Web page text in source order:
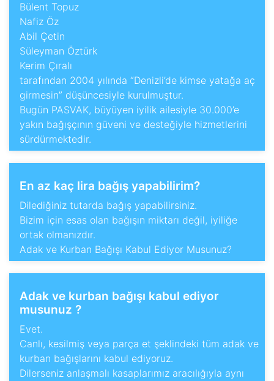
Bülent Topuz
Nafiz Öz
Abil Çetin
Süleyman Öztürk
Kerim Çıralı
tarafından 2004 yılında “Denizli’de kimse yatağa aç
girmesin” düşüncesiyle kurulmuştur.
Bugün PASVAK, büyüyen iyilik ailesiyle 30.000’e
yakın bağışçının güveni ve desteğiyle hizmetlerini
sürdürmektedir.
En az kaç lira bağış yapabilirim?
Dilediğiniz tutarda bağış yapabilirsiniz.
Bizim için esas olan bağışın miktarı değil, iyiliğe
ortak olmanızdır.
Adak ve Kurban Bağışı Kabul Ediyor Musunuz?
Adak ve kurban bağışı kabul ediyor
musunuz ?
Evet.
Canlı, kesilmiş veya parça et şeklindeki tüm adak ve
kurban bağışlarını kabul ediyoruz.
Dilerseniz anlaşmalı kasaplarımız aracılığıyla aynı